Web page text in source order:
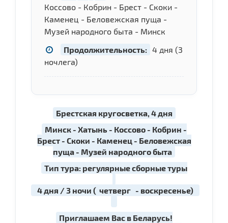
Коссово - Кобрин - Брест - Скоки -
Каменец - Беловежская пуща -
Музей народного быта - Минск
Продолжительность: 4 дня (3
ночлега)
Брестская кругосветка, 4 дня
Минск - Хатынь - Коссово - Кобрин -
Брест - Скоки - Каменец - Беловежская
пуща - Музей народного быта
Тип тура: регулярные сборные туры
4 дня / 3 ночи ( четверг - воскресенье)
Приглашаем Вас в Беларусь!